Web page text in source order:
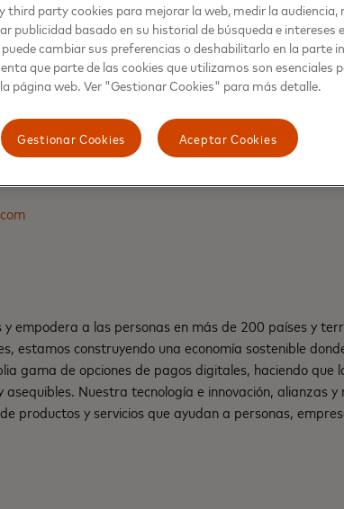
empodera a las personas en más de 200 países y
estamos construyendo una economía sostenible
gama de opciones de pagos digitales, haciendo que
asequibles. Nuestra tecnología e innovación, alianzas y
productos y servicios que ayudan a personas,
third party cookies para mejorar la web, medir la audiencia,
publicidad basado en su historial de búsqueda e intereses
cambiar sus preferencias o deshabilitarlo en la parte
que parte de las cookies que utilizamos son esenciales
página web. Ver "Gestionar Cookies" para más detalle.
Aceptar Cookies
Gestionar Cookies